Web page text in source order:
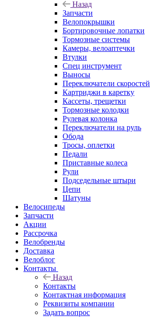
Назад
Запчасти
Велопокрышки
Бортировочные лопатки
Тормозные системы
Камеры, велоаптечки
Втулки
Спец инструмент
Выносы
Переключатели скоростей
Картриджи в каретку
Кассеты, трещетки
Тормозные колодки
Рулевая колонка
Переключатели на руль
Обода
Тросы, оплетки
Педали
Приставные колеса
Рули
Подседельные штыри
Цепи
Шатуны
Велосипеды
Запчасти
Акции
Рассрочка
Велобренды
Доставка
Велоблог
Контакты
Назад
Контакты
Контактная информация
Реквизиты компании
Задать вопрос